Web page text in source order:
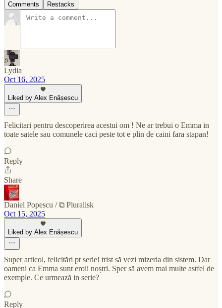
Comments Restacks
Lydia
Oct 16, 2025
Liked by Alex Enășescu
Felicitari pentru descoperirea acestui om ! Ne ar trebui o Emma in
toate satele sau comunele caci peste tot e plin de caini fara stapan!
Reply
Share
Daniel Popescu / ⧉ Pluralisk
Oct 15, 2025
Liked by Alex Enășescu
Super articol, felicitări pt serie! trist să vezi mizeria din sistem. Dar
oameni ca Emma sunt eroii noștri. Sper să avem mai multe astfel de
exemple. Ce urmează in serie?
Reply